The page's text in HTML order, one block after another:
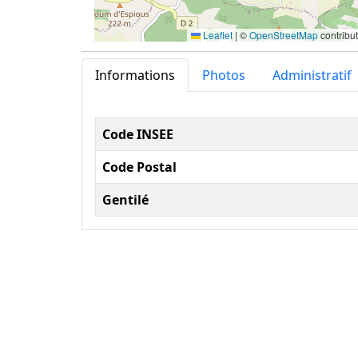
Leaflet | ©OpenStreetMap
Informations Photos Administratif
Informations
Code INSEE
Code Postal
Gentilé